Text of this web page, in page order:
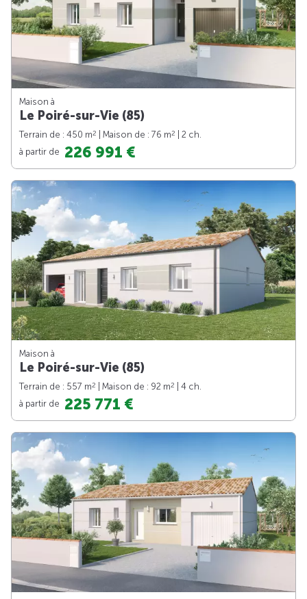
Maison à
Le Poiré-sur-Vie (85)
Terrain de : 450 m2 | Maison de : 76 m2
| 2 ch.
à partir de 226 991 €
Maison à
Le Poiré-sur-Vie (85)
Terrain de : 557 m2 | Maison de : 92 m2
| 4 ch.
à partir de 225 771 €